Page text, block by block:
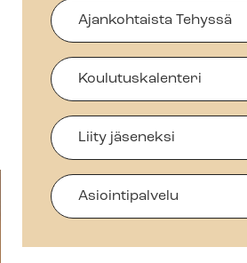
Ajankohtaista Tehyssä
Koulutuskalenteri
Liity jäseneksi
Asiointipalvelu